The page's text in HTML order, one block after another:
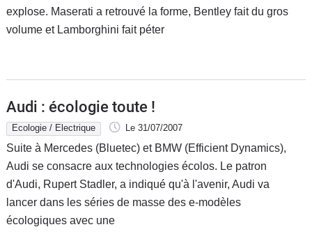
explose. Maserati a retrouvé la forme, Bentley fait du gros
volume et Lamborghini fait péter
Audi : écologie toute !
Ecologie / Electrique Le 31/07/2007
Suite à Mercedes (Bluetec) et BMW (Efficient Dynamics),
Audi se consacre aux technologies écolos. Le patron
d'Audi, Rupert Stadler, a indiqué qu'à l'avenir, Audi va
lancer dans les séries de masse des e-modèles
écologiques avec une